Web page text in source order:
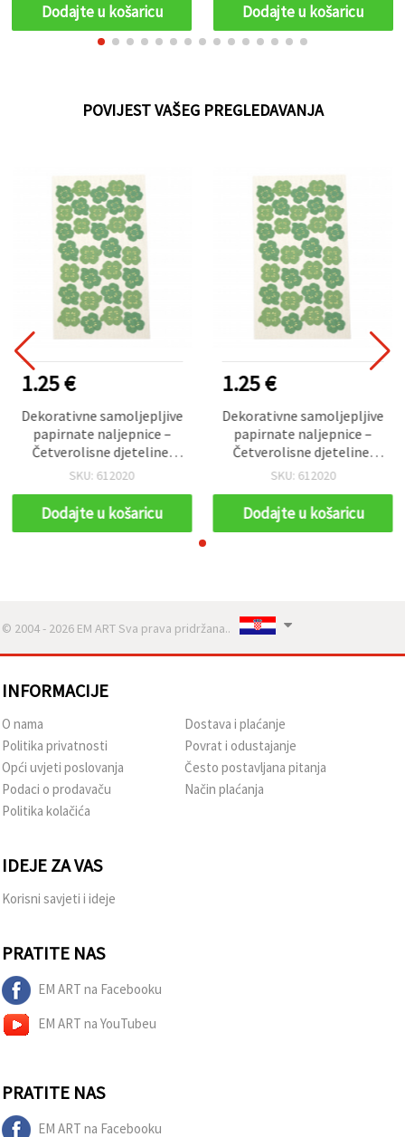
Dodajte u košaricu Dodajte u košaricu
POVIJEST VAŠEG PREGLEDAVANJA
1.25 €
Dekorativne samoljepljive
papirnate naljepnice –
Četverolisne djeteline,
pakiranje od 31 komada
SKU: 612020
Dodajte u košaricu
1.25 €
Dekorativne samoljepljive
papirnate naljepnice –
Četverolisne djeteline,
pakiranje od 31 komada
SKU: 612020
Dodajte u košaricu
© 2004 - 2026 EM ART Sva prava pridržana..
INFORMACIJE
O nama
Politika privatnosti
Opći uvjeti poslovanja
Podaci o prodavaču
Politika kolačića
Dostava i plaćanje
Povrat i odustajanje
Često postavljana pitanja
Način plaćanja
IDEJE ZA VAS
Korisni savjeti i ideje
PRATITE NAS
EM ART na Facebooku
EM ART na YouTubeu
PRATITE NAS
EM ART na Facebooku